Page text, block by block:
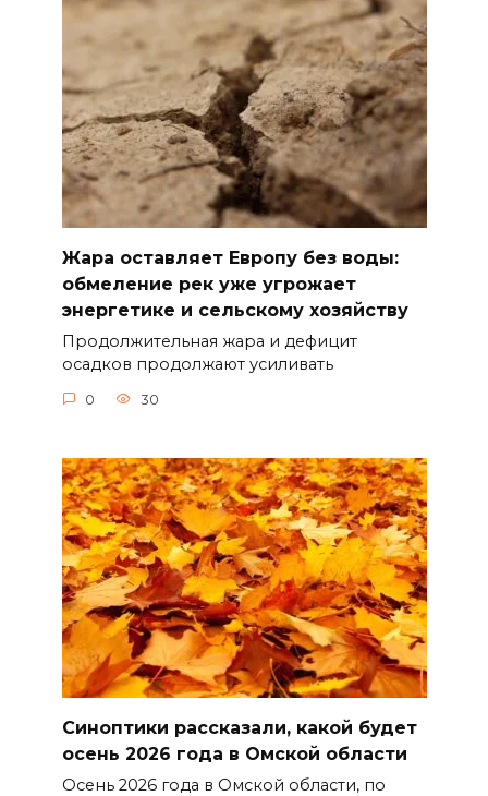
Жара оставляет Европу без воды:
обмеление рек уже угрожает
энергетике и сельскому хозяйству
Продолжительная жара и дефицит
осадков продолжают усиливать
0 30
Синоптики рассказали, какой будет
осень 2026 года в Омской области
Осень 2026 года в Омской области, по